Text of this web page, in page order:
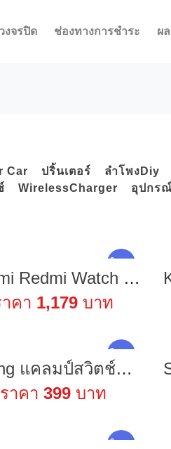
งจรปิด ช่องทางการชำระ ผ
Car ปริ้นเตอร์ ลำโพงDiy
WirelessCharger อุปกร
Xiaomi Redmi Watch 3 Active LCD 1.83" [Shopee Mall]
คา 1,179บาท
Bgning แคลมป์สวิตช์สไลด์ V Mount 38 มม. ปลดเร็ว สําหรับขาตั้งกล้อง กิมบอล วิดีโอ โทรศัพท์ ไฟ LED
ราคา 399บาท